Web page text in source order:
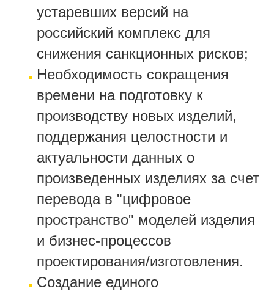
устаревших версий на
российский комплекс для
снижения санкционных рисков;
Необходимость сокращения
времени на подготовку к
производству новых изделий,
поддержания целостности и
актуальности данных о
произведенных изделиях за счет
перевода в "цифровое
пространство" моделей изделия
и бизнес-процессов
проектирования/изготовления.
Создание единого